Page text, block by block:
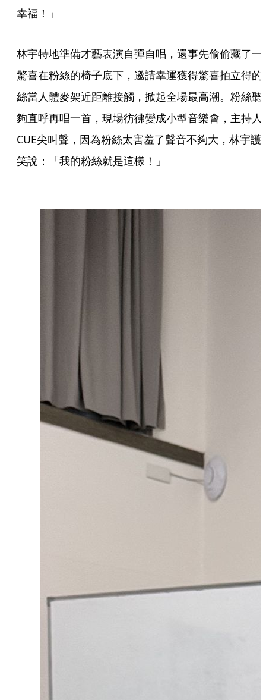
幸福！」
林宇特地準備才藝表演自彈自唱，還事先偷偷藏了一
驚喜在粉絲的椅子底下，邀請幸運獲得驚喜拍立得的
絲當人體麥架近距離接觸，掀起全場最高潮。粉絲聽
夠直呼再唱一首，現場彷彿變成小型音樂會，主持人
CUE尖叫聲，因為粉絲太害羞了聲音不夠大，林宇護
笑說：「我的粉絲就是這樣！」